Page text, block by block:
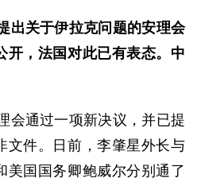
出关于伊拉克问题的安理会
开，法国对此已有表态。中
会通过一项新决议，并已提
文件。日前，李肇星外长与
美国国务卿鲍威尔分别通了